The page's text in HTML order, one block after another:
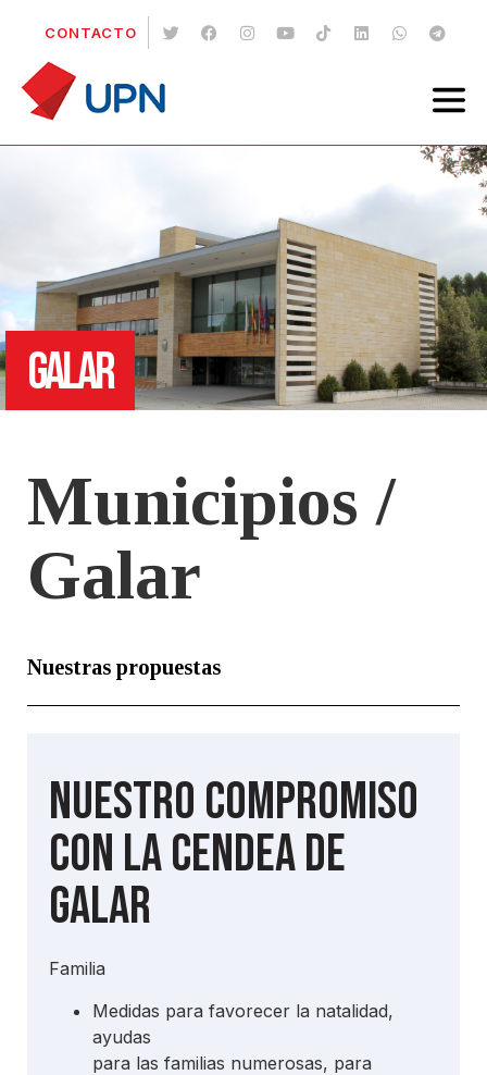
CONTACTO
GALAR
Municipios /
Galar
Nuestras propuestas
Nuestro compromiso
con la Cendea de
Galar
Familia
Medidas para favorecer la natalidad,
ayudas
para las familias numerosas, para